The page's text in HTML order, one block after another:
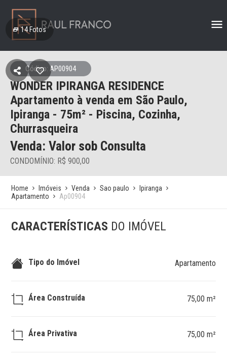
14Fotos
Código: AP00904
WONDER IPIRANGA RESIDENCE
Apartamento à venda em São Paulo,
Ipiranga - 75m² - Piscina, Cozinha,
Churrasqueira
Venda: Valor sob Consulta
CONDOMÍNIO: R$ 900,00
Home Imóveis Venda Sao paulo
Ipiranga
Apartamento
Ap00904
CARACTERÍSTICAS DO IMÓVEL
Tipo do Imóvel Apartamento
Área Construída 75,00 m²
Área Privativa 75,00 m²